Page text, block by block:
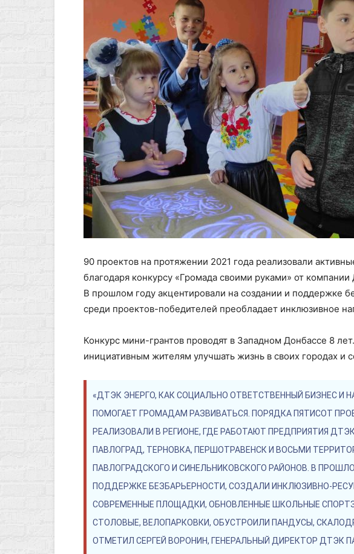
90 проектов на протяжении 2021 года реализовали
благодаря конкурсу «Громада своими руками» от
В прошлом году акцентировали на создании и поддержке
среди проектов-победителей преобладает инклюзивное
Конкурс мини-грантов проводят в Западном Донбассе 8
инициативным жителям улучшать жизнь в своих городах и
«ДТЭК ЭНЕРГО, КАК СОЦИАЛЬНО ОТВЕТСТВЕННЫЙ БИЗНЕС И
ПОМОГАЕТ ГРОМАДАМ РАЗВИВАТЬСЯ. ПОРЯДКА ПЯТИСОТ
РЕАЛИЗОВАЛИ В РЕГИОНЕ, ГДЕ РАБОТАЮТ ПРЕДПРИЯТИЯ
ПАВЛОГРАД, ТЕРНОВКА, ПЕРШОТРАВЕНСК И ВОСЬМИ
ПАВЛОГРАДСКОГО И СИНЕЛЬНИКОВСКОГО РАЙОНОВ. В
ПОДДЕРЖКЕ БЕЗБАРЬЕРНОСТИ, СОЗДАЛИ ИНКЛЮЗИВНО-
СОВРЕМЕННЫЕ ПЛОЩАДКИ, ОБНОВЛЕННЫЕ ШКОЛЬНЫЕ
СТОЛОВЫЕ, ВЕЛОПАРКОВКИ, ОБУСТРОИЛИ ПАНДУСЫ,
ОТМЕТИЛ СЕРГЕЙ ВОРОНИН, ГЕНЕРАЛЬНЫЙ ДИРЕКТОР ДТЭК